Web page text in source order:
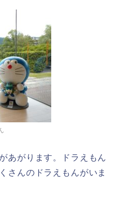
あがります。ドラえもん
さんのドラえもんがいま